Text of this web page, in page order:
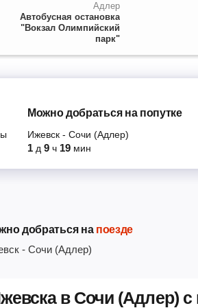
Адлер
Автобусная остановка
"Вокзал Олимпийский
парк"
Можно добраться на попутке
Ижевск - Сочи (Адлер)
1 д 9 ч 19 мин
добраться на поезде
- Сочи (Адлер)
в Сочи (Адлер) с